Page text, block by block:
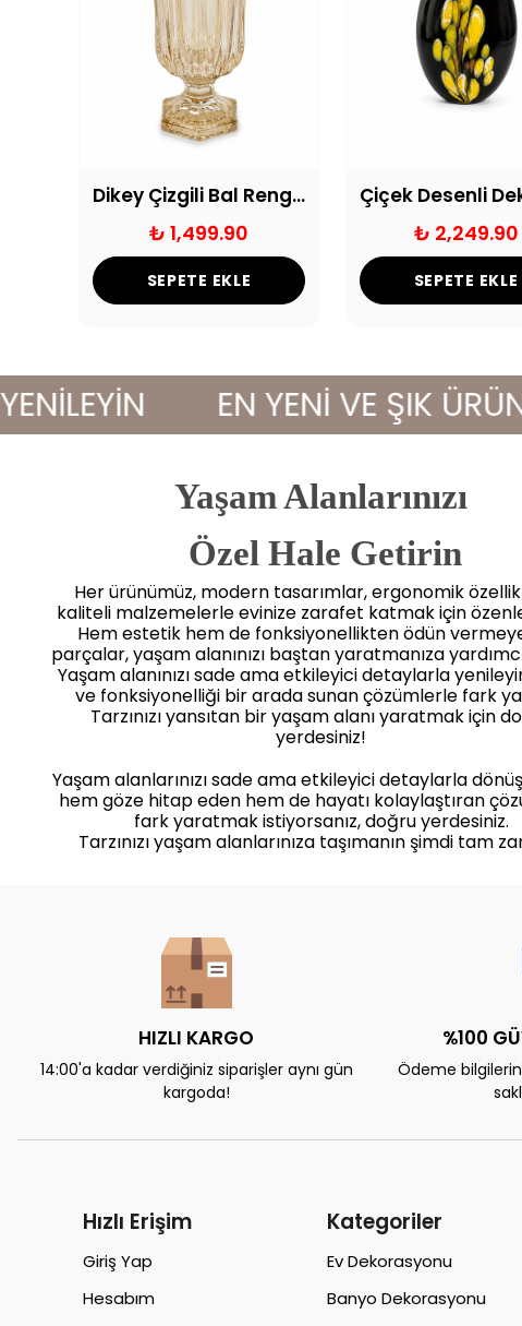
Dikey Çizgili Bal Rengi Ayaklı Cam Vazo
₺ 1,499.90
SEPETE EKLE
₺ 2,249.90
SEPETE EKLE
EN YENİ VE ŞIK
Yaşam Alanlarınızı
Özel Hale Getirin
Her ürünümüz, modern tasarımlar, ergonomik
kaliteli malzemelerle evinize zarafet katmak için
Hem estetik hem de fonksiyonellikten ödün
parçalar, yaşam alanınızı baştan yaratmanıza
Yaşam alanınızı sade ama etkileyici detaylarla yenileyin.
ve fonksiyonelliği bir arada sunan çözümlerle fark
Tarzınızı yansıtan bir yaşam alanı yaratmak için
yerdesiniz!
Yaşam alanlarınızı sade ama etkileyici detaylarla
hem göze hitap eden hem de hayatı kolaylaştıran
fark yaratmak istiyorsanız, doğru yerdesiniz.
Tarzınızı yaşam alanlarınıza taşımanın şimdi tam
HIZLI KARGO
14:00'a kadar verdiğiniz siparişler aynı gün
kargoda!
%100
Ödeme
Hızlı Erişim
Giriş Yap
Hesabım
Kategoriler
Ev Dekorasyonu
Banyo Dekorasyonu